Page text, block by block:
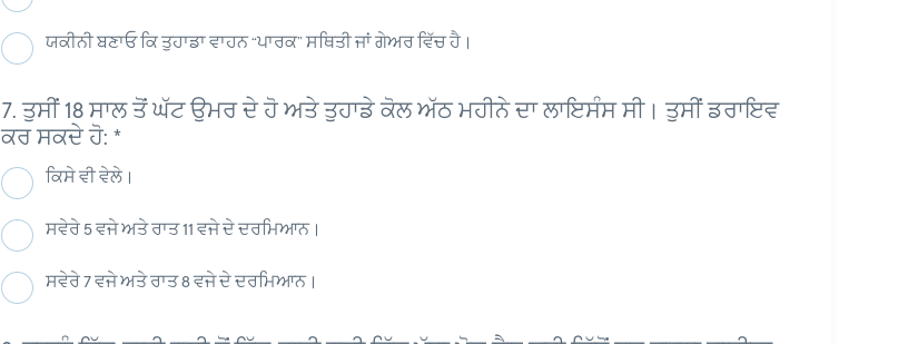
ਯਕੀਨੀ ਬਣਾਓ ਕਿ ਤੁਹਾਡਾ ਵਾਹਨ “ਪਾਰਕ” ਸਥਿਤੀ ਜਾਂ ਗੇਅਰ ਵਿੱਚ ਹੈ।
ਤੁਸੀਂ 18 ਸਾਲ ਤੋਂ ਘੱਟ ਉਮਰ ਦੇ ਹੋ ਅਤੇ ਤੁਹਾਡੇ ਕੋਲ ਅੱਠ ਮਹੀਨੇ ਦਾ ਲਾਇਸੰਸ ਸੀ। ਤੁਸੀਂ ਡਰਾਇਵ
ਕਰ ਸਕਦੇ ਹੋ:*
ਕਿਸੇ ਵੀ ਵੇਲੇ।
ਸਵੇਰੇ 5 ਵਜੇ ਅਤੇ ਰਾਤ 11 ਵਜੇ ਦੇ ਦਰਮਿਆਨ।
ਸਵੇਰੇ 7 ਵਜੇ ਅਤੇ ਰਾਤ 8 ਵਜੇ ਦੇ ਦਰਮਿਆਨ।